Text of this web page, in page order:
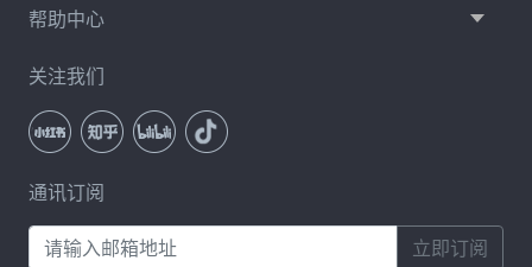
帮助中心
关注我们
通讯订阅
立即订阅